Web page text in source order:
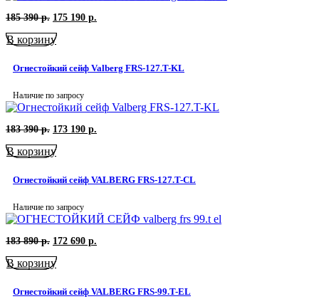
185 390р. Первоначальная
составляла
390
р..
175 190 р.
р..
В корзину
Огнестойкий сейф Valberg FRS-127.T-KL
Наличие по запросу
183 390р. Первоначальная
составляла
390
р..
173 190 р.
р..
В корзину
Огнестойкий сейф VALBERG FRS-127.T-CL
Наличие по запросу
183 890р. Первоначальная
составляла
890
172 690 р.
р..
В корзину
Огнестойкий сейф VALBERG FRS-99.T-EL